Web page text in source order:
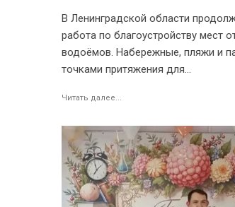
В Ленинградской области
работа по благоустройству мест
водоёмов. Набережные, пляжи и
точками притяжения для...
Читать далее...